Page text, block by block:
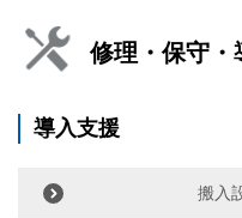
修理・保守・
導入支援
搬入